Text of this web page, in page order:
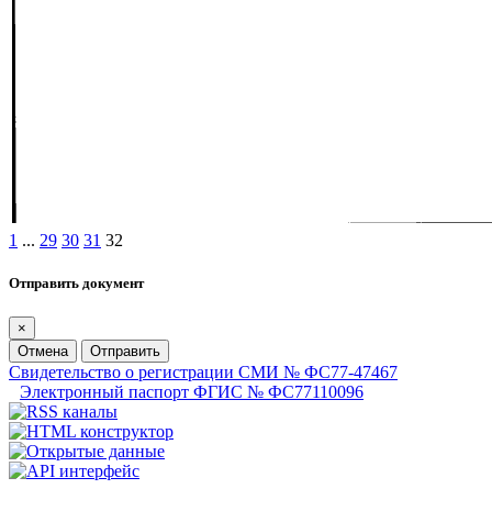
1 ... 29 30 31 32
Отправить документ
×
Отмена
Отправить
Свидетельство о регистрации СМИ № ФС77-47467
Электронный паспорт ФГИС № ФС77110096